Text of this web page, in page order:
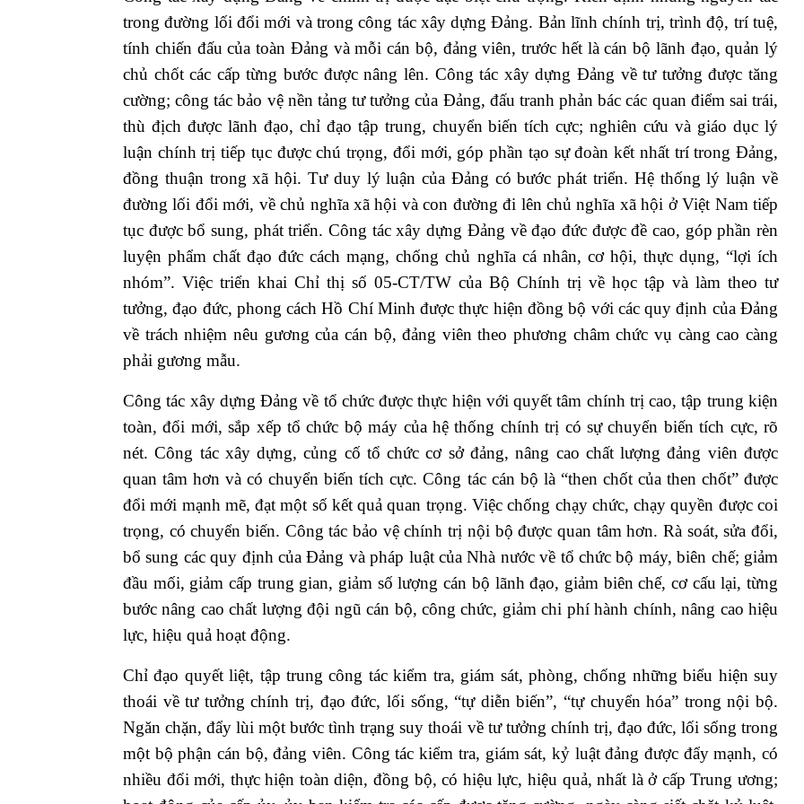
trong đường lối đổi mới và trong công tác xây dựng Đảng. Bản lĩnh chính trị, trình độ, trí tuệ,
tính chiến đấu của toàn Đảng và mỗi cán bộ, đảng viên, trước hết là cán bộ lãnh đạo, quản lý
chủ chốt các cấp từng bước được nâng lên. Công tác xây dựng Đảng về tư tưởng được tăng
cường; công tác bảo vệ nền tảng tư tưởng của Đảng, đấu tranh phản bác các quan điểm sai trái,
thù địch được lãnh đạo, chỉ đạo tập trung, chuyển biến tích cực; nghiên cứu và giáo dục lý
luận chính trị tiếp tục được chú trọng, đổi mới, góp phần tạo sự đoàn kết nhất trí trong Đảng,
đồng thuận trong xã hội. Tư duy lý luận của Đảng có bước phát triển. Hệ thống lý luận về
đường lối đổi mới, về chủ nghĩa xã hội và con đường đi lên chủ nghĩa xã hội ở Việt Nam tiếp
tục được bổ sung, phát triển. Công tác xây dựng Đảng về đạo đức được đề cao, góp phần rèn
luyện phẩm chất đạo đức cách mạng, chống chủ nghĩa cá nhân, cơ hội, thực dụng, “lợi ích
nhóm”. Việc triển khai Chỉ thị số 05-CT/TW của Bộ Chính trị về học tập và làm theo tư
tưởng, đạo đức, phong cách Hồ Chí Minh được thực hiện đồng bộ với các quy định của Đảng
về trách nhiệm nêu gương của cán bộ, đảng viên theo phương châm chức vụ càng cao càng
phải gương mẫu.
Công tác xây dựng Đảng về tổ chức được thực hiện với quyết tâm chính trị cao, tập trung kiện
toàn, đổi mới, sắp xếp tổ chức bộ máy của hệ thống chính trị có sự chuyển biến tích cực, rõ
nét. Công tác xây dựng, củng cố tổ chức cơ sở đảng, nâng cao chất lượng đảng viên được
quan tâm hơn và có chuyển biến tích cực. Công tác cán bộ là “then chốt của then chốt” được
đổi mới mạnh mẽ, đạt một số kết quả quan trọng. Việc chống chạy chức, chạy quyền được coi
trọng, có chuyển biến. Công tác bảo vệ chính trị nội bộ được quan tâm hơn. Rà soát, sửa đổi,
bổ sung các quy định của Đảng và pháp luật của Nhà nước về tổ chức bộ máy, biên chế; giảm
đầu mối, giảm cấp trung gian, giảm số lượng cán bộ lãnh đạo, giảm biên chế, cơ cấu lại, từng
bước nâng cao chất lượng đội ngũ cán bộ, công chức, giảm chi phí hành chính, nâng cao hiệu
lực, hiệu quả hoạt động.
Chỉ đạo quyết liệt, tập trung công tác kiểm tra, giám sát, phòng, chống những biểu hiện suy
thoái về tư tưởng chính trị, đạo đức, lối sống, “tự diễn biến”, “tự chuyển hóa” trong nội bộ.
Ngăn chặn, đẩy lùi một bước tình trạng suy thoái về tư tưởng chính trị, đạo đức, lối sống trong
một bộ phận cán bộ, đảng viên. Công tác kiểm tra, giám sát, kỷ luật đảng được đẩy mạnh, có
nhiều đổi mới, thực hiện toàn diện, đồng bộ, có hiệu lực, hiệu quả, nhất là ở cấp Trung ương;